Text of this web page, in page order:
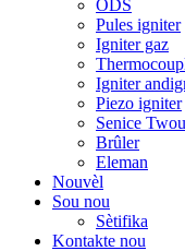
ODS
Pules igniter
Igniter gaz
Igniter
Piezo igniter
Senice
Brûler
Eleman
Nouvèl
Sou nou
Sètifika
Kontakte nou